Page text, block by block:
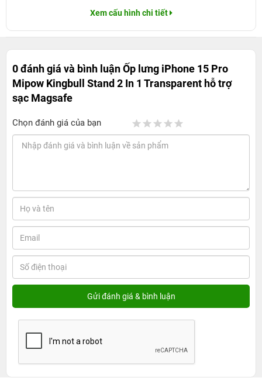
Xem cấu hình chi tiết
0 đánh giá và bình luậnỐp lưng iPhone 15 Pro
Mipow Kingbull Stand 2 In 1 Transparent hỗ trợ
sạc Magsafe
Chọn đánh giá của bạn